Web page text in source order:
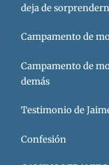
deja de
Campamento de
Campamento de
demás
Testimonio de
Confesión